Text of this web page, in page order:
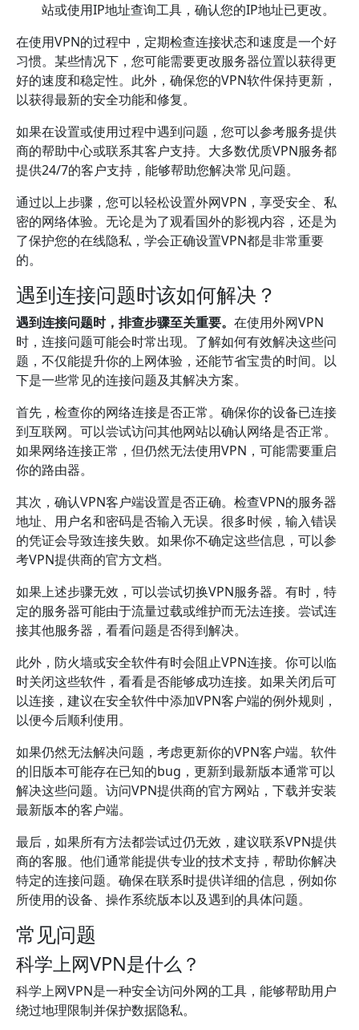
站或使用IP地址查询工具，确认您的IP地址已更改。
在使用VPN的过程中，定期检查连接状态和速度是一个好
习惯。某些情况下，您可能需要更改服务器位置以获得更
好的速度和稳定性。此外，确保您的VPN软件保持更新，
以获得最新的安全功能和修复。
如果在设置或使用过程中遇到问题，您可以参考服务提供
商的帮助中心或联系其客户支持。大多数优质VPN服务都
提供24/7的客户支持，能够帮助您解决常见问题。
通过以上步骤，您可以轻松设置外网VPN，享受安全、私
密的网络体验。无论是为了观看国外的影视内容，还是为
了保护您的在线隐私，学会正确设置VPN都是非常重要
的。
遇到连接问题时该如何解决？
遇到连接问题时，排查步骤至关重要。 在使用外网VPN
时，连接问题可能会时常出现。了解如何有效解决这些问
题，不仅能提升你的上网体验，还能节省宝贵的时间。以
下是一些常见的连接问题及其解决方案。
首先，检查你的网络连接是否正常。确保你的设备已连接
到互联网。可以尝试访问其他网站以确认网络是否正常。
如果网络连接正常，但仍然无法使用VPN，可能需要重启
你的路由器。
其次，确认VPN客户端设置是否正确。检查VPN的服务器
地址、用户名和密码是否输入无误。很多时候，输入错误
的凭证会导致连接失败。如果你不确定这些信息，可以参
考VPN提供商的官方文档。
如果上述步骤无效，可以尝试切换VPN服务器。有时，特
定的服务器可能由于流量过载或维护而无法连接。尝试连
接其他服务器，看看问题是否得到解决。
此外，防火墙或安全软件有时会阻止VPN连接。你可以临
时关闭这些软件，看看是否能够成功连接。如果关闭后可
以连接，建议在安全软件中添加VPN客户端的例外规则，
以便今后顺利使用。
如果仍然无法解决问题，考虑更新你的VPN客户端。软件
的旧版本可能存在已知的bug，更新到最新版本通常可以
解决这些问题。访问VPN提供商的官方网站，下载并安装
最新版本的客户端。
最后，如果所有方法都尝试过仍无效，建议联系VPN提供
商的客服。他们通常能提供专业的技术支持，帮助你解决
特定的连接问题。确保在联系时提供详细的信息，例如你
所使用的设备、操作系统版本以及遇到的具体问题。
常见问题
科学上网VPN是什么？
科学上网VPN是一种安全访问外网的工具，能够帮助用户
绕过地理限制并保护数据隐私。